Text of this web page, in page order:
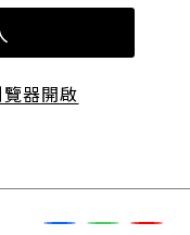
器開啟